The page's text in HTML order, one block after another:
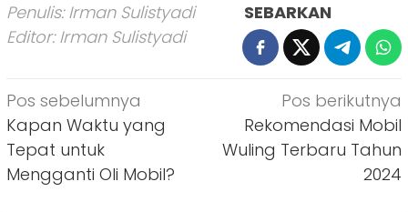
Penulis: Irman Sulistyadi
Editor: Irman Sulistyadi
SEBARKAN
Navigasi
pos
Pos sebelumnya
Kapan Waktu yang
Tepat untuk
Mengganti Oli Mobil?
Pos berikutnya
Rekomendasi Mobil
Wuling Terbaru Tahun
2024